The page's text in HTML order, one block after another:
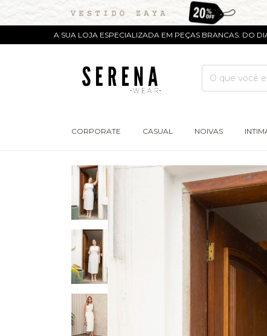
A SUA LOJA ESPECIALIZADA EM PEÇAS BRANCAS. DO DIA A DIA
CORPORATE CASUAL NOIVAS